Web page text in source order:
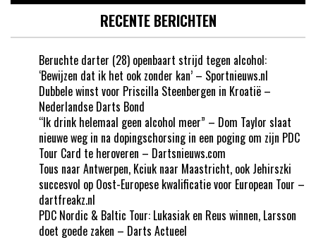
RECENTE BERICHTEN
Beruchte darter (28) openbaart strijd tegen alcohol:
‘Bewijzen dat ik het ook zonder kan’ – Sportnieuws.nl
Dubbele winst voor Priscilla Steenbergen in Kroatië –
Nederlandse Darts Bond
“Ik drink helemaal geen alcohol meer” – Dom Taylor slaat
nieuwe weg in na dopingschorsing in een poging om zijn PDC
Tour Card te heroveren – Dartsnieuws.com
Tous naar Antwerpen, Kciuk naar Maastricht, ook Jehirszki
succesvol op Oost-Europese kwalificatie voor European Tour –
dartfreakz.nl
PDC Nordic & Baltic Tour: Lukasiak en Reus winnen, Larsson
doet goede zaken – Darts Actueel